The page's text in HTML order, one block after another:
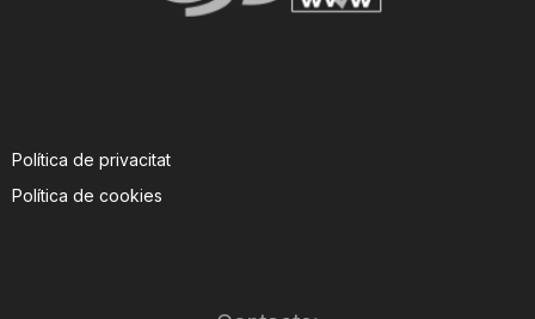
Política de privacitat
Política de cookies